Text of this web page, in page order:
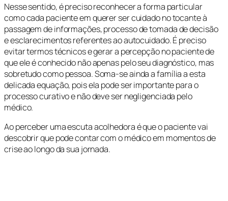
Nesse sentido, é preciso reconhecer a forma particular
como cada paciente em querer ser cuidado no tocante à
passagem de informações, processo de tomada de decisão
e esclarecimentos referentes ao autocuidado. É preciso
evitar termos técnicos e gerar a percepção no paciente de
que ele é conhecido não apenas pelo seu diagnóstico, mas
sobretudo como pessoa. Soma-se ainda a família a esta
delicada equação, pois ela pode ser importante para o
processo curativo e não deve ser negligenciada pelo
médico.
Ao perceber uma escuta acolhedora é que o paciente vai
descobrir que pode contar com o médico em momentos de
crise ao longo da sua jornada.